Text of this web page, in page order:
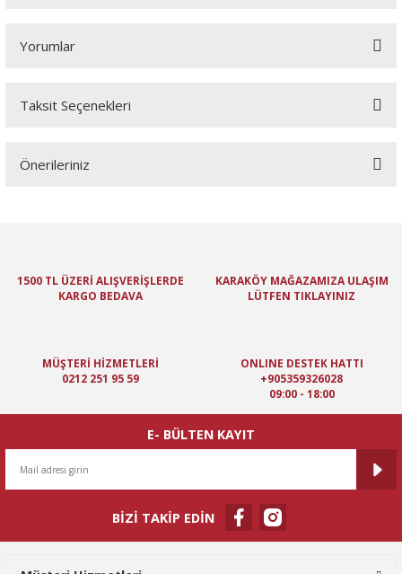
Yorumlar
Taksit Seçenekleri
Önerileriniz
Ürün resmi kalitesiz, bozuk veya görüntülenemiyor.
Ürün bilgilerinde hatalar bulunuyor.
Ürün fiyatı diğer sitelerden daha pahalı.
Gönder
1500 TL ÜZERİ ALIŞVERİŞLERDE
KARGO BEDAVA
KARAKÖY MAĞAZAMIZA ULAŞIM
LÜTFEN TIKLAYINIZ
MÜŞTERİ HİZMETLERİ
0212 251 95 59
ONLINE DESTEK HATTI
+905359326028
09:00 - 18:00
E- BÜLTEN KAYIT
BİZİ TAKİP EDİN